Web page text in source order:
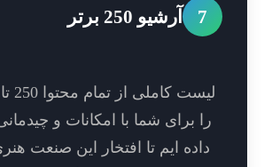
آرشیو 250 برتر
لیست کاملی از تمام محتوا 250 تا برتر جهان
برای شما با امکانات و چیدمانی زیبا قرار
ایم تا افتخار این صنعت هنری استفاده